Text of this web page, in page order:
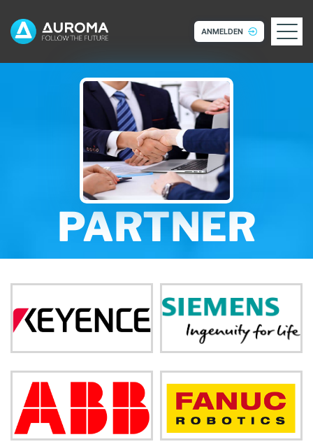
ANMELDEN
PARTNER